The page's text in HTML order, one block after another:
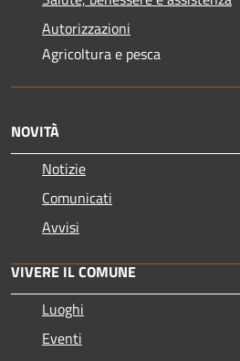
Autorizzazioni
Agricoltura e pesca
NOVITÀ
Notizie
Comunicati
Avvisi
VIVERE IL COMUNE
Luoghi
Eventi